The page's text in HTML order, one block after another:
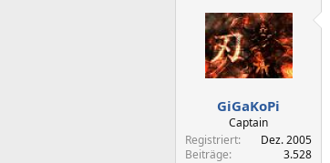
t
e
l
l
a
m
GiGaKoPi
Captain
Registriert
Dez. 2005
Beiträge
3.528